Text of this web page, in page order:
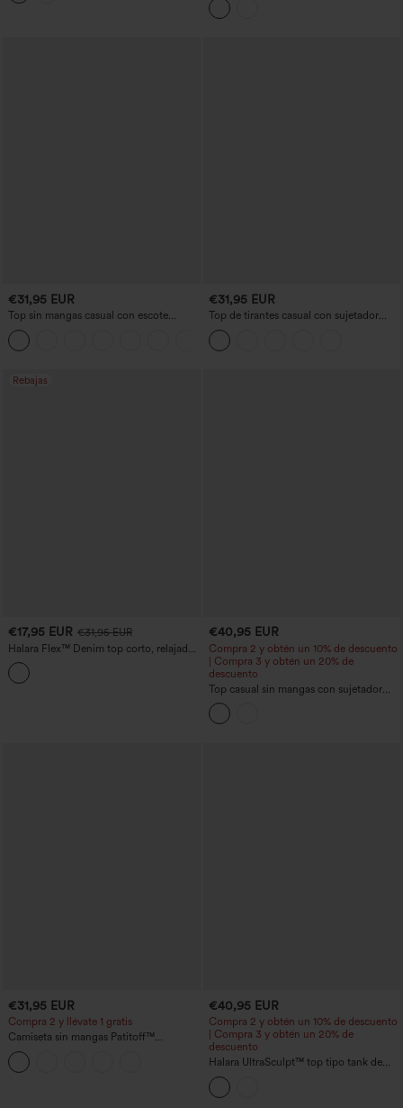
axilas
€31,95 EUR
Top sin mangas casual con escote
cuadrado y sujetador incorporado,
copas B-E
€31,95 EUR
Top de tirantes casual con sujetador
incorporado y escote redondeado,
copas B-E
Rebajas
€17,95 EUR €31,95 EUR
Halara Flex™ Denim top corto, relajado
y acolchado
€40,95 EUR
Compra 2 y obtén un 10% de descuento
| Compra 3 y obtén un 20% de
descuento
Top casual sin mangas con sujetador
integrado (copas B–E)
€31,95 EUR
Compra 2 y llévate 1 gratis
Camiseta sin mangas Patitoff™
resistente al pelo de mascota con cuello
redondo
€40,95 EUR
Compra 2 y obtén un 10% de descuento
| Compra 3 y obtén un 20% de
descuento
Halara UltraSculpt™ top tipo tank de
yoga con escote en U y espalda
racerback a bloques de color, con
sujetador incorporado y bolsillo